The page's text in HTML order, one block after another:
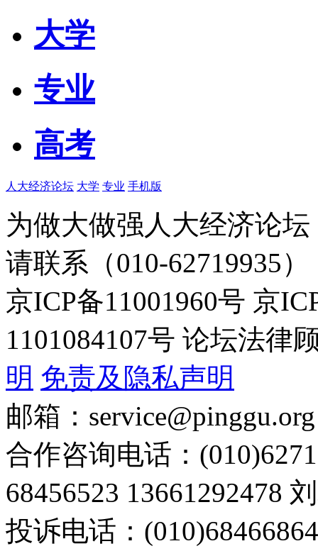
大学
专业
高考
人大经济论坛 大学 专业 手机版
为做大做强人大经济论
请联系（010-62719935）
京ICP备11001960号 京
1101084107号 论坛法律
明 免责及隐私声明
邮箱：service@pinggu.org
合作咨询电话：
68456523 13661292478
投诉电话：